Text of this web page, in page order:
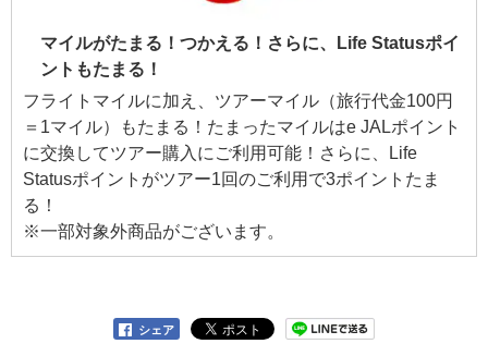
マイルがたまる！つかえる！さらに、Life Statusポイ
ントもたまる！
フライトマイルに加え、ツアーマイル（旅行代金100円
＝1マイル）もたまる！たまったマイルはe JALポイント
に交換してツアー購入にご利用可能！さらに、Life
Statusポイントがツアー1回のご利用で3ポイントたま
る！
※一部対象外商品がございます。
シェア